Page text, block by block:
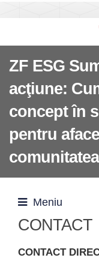
ZF ESG
acţiune:
concept în
pentru
Meniu
CONTACT
CONTACT